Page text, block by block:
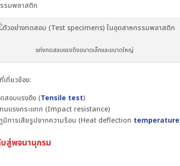
รมพลาสติก
แท่งทดสอบแรงดึงขนาดเล็กและขนาดใหญ่
เกี่ยวข้อง:
สอบแรงดึง (Tensile test)
นแรงกระแทก (Impact resistance)
การเสียรูปจากความร้อน (Heat deflection temperature
สู่พจนานุกรม